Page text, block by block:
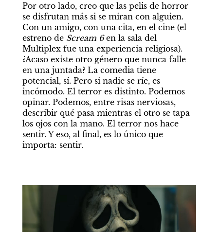
Por otro lado, creo que las pelis de horror
se disfrutan más si se miran con alguien.
Con un amigo, con una cita, en el cine (el
estreno de Scream 6 en la sala del
Multiplex fue una experiencia religiosa).
¿Acaso existe otro género que nunca falle
en una juntada? La comedia tiene
potencial, sí. Pero si nadie se ríe, es
incómodo. El terror es distinto. Podemos
opinar. Podemos, entre risas nerviosas,
describir qué pasa mientras el otro se tapa
los ojos con la mano. El terror nos hace
sentir. Y eso, al final, es lo único que
importa: sentir.